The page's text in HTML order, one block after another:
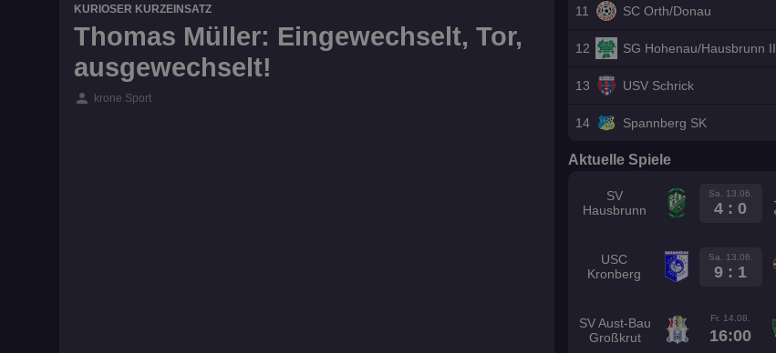
KURIOSER KURZEINSATZ
Thomas Müller: Eingewechselt, Tor,
ausgewechselt!
person krone Sport
11 SC Orth/Donau
12 SG Hohenau/Hausbrunn II
13 USV Schrick
14 Spannberg SK
Aktuelle Spiele
SV
Hausbrunn
Sa. 13.06.
4 : 0
USC
Kronberg
Sa. 13.06.
9 : 1
SV Aust-Bau
Großkrut
Fr. 14.08.
16:00